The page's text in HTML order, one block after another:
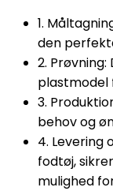
1.
den
2.
plastmodel
3.
behov og
4. Levering
fodtøj,
mulighed